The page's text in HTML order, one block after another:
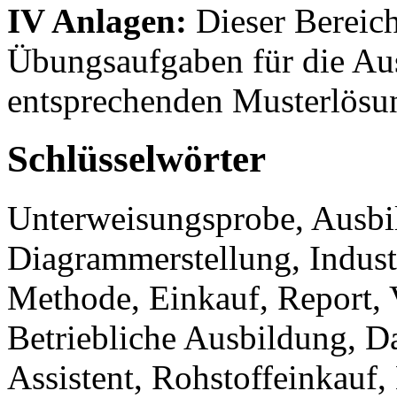
IV Anlagen: Dieser
Übungsaufgaben für die
entsprechenden
Schlüsselwörter
Unterweisungsprobe,
Diagrammerstellung,
Methode, Einkauf, Report,
Betriebliche Ausbildung,
Assistent,